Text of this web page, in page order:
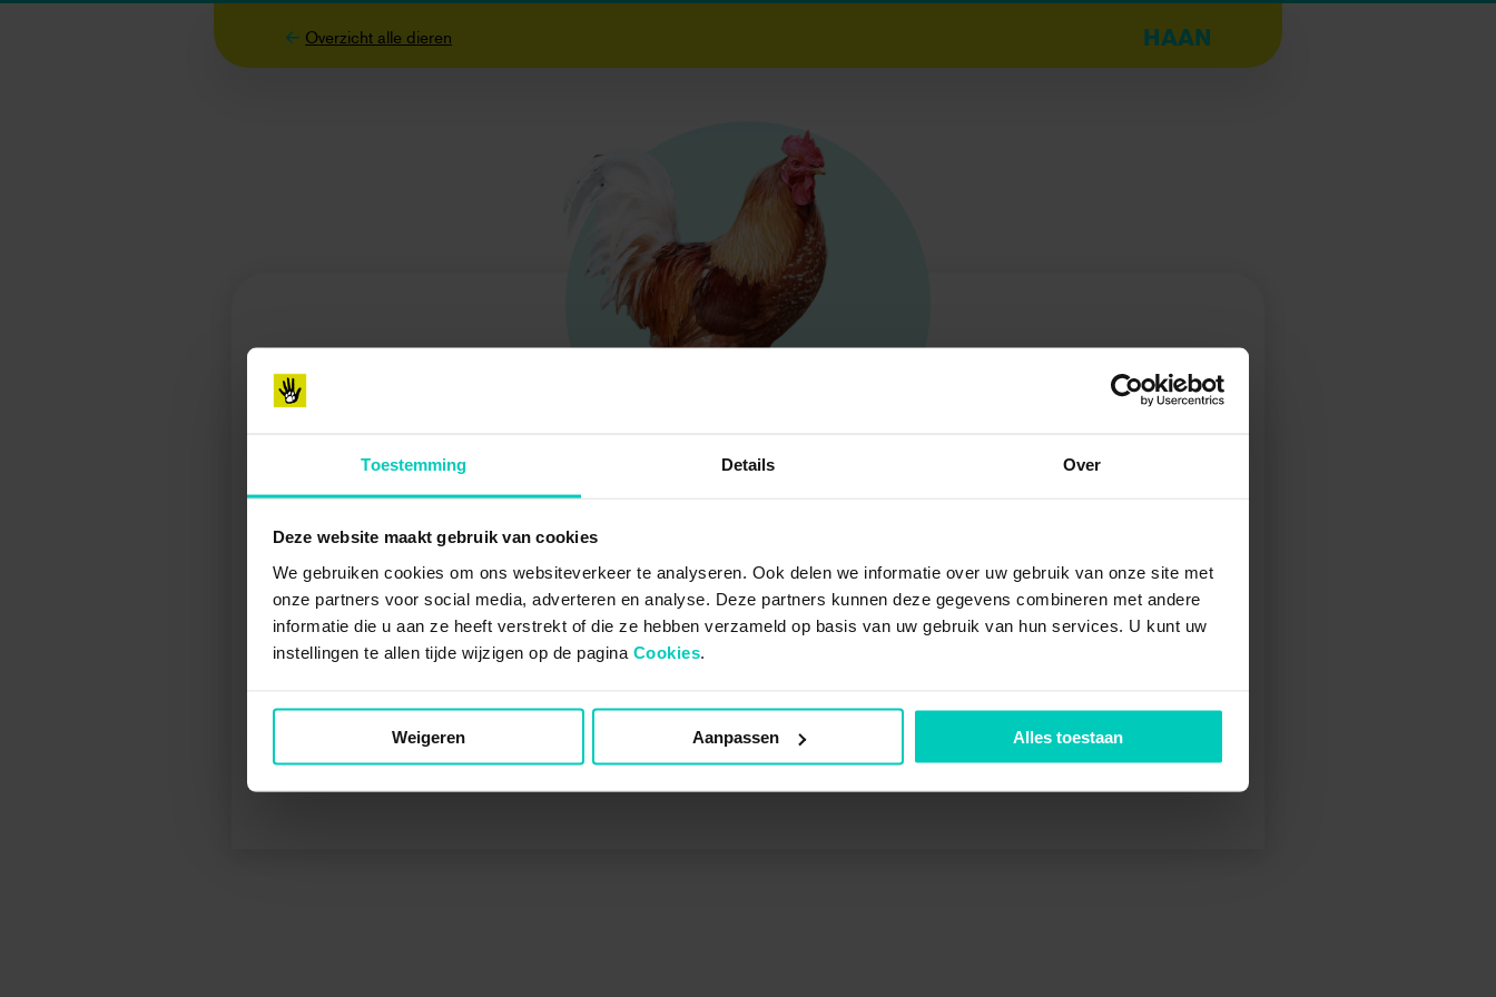
Toestemming Details Over
Deze website maakt gebruik van cookies
We gebruiken cookies om ons websiteverkeer te analyseren. Ook delen we informatie over uw gebruik van onze site met
onze partners voor social media, adverteren en analyse. Deze partners kunnen deze gegevens combineren met andere
informatie die u aan ze heeft verstrekt of die ze hebben verzameld op basis van uw gebruik van hun services. U kunt uw
instellingen te allen tijde wijzigen op de pagina Cookies.
Weigeren Aanpassen Alles toestaan
Overzicht alle dieren HAAN
Ik ben haantje de voorste, loop jij achter mij aan?
Beantwoord de vragen van Henk de Haan en kijk of
het klikt.